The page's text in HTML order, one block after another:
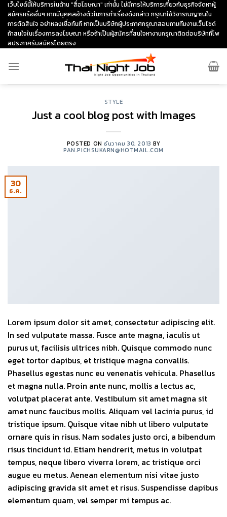
Skip
content
เว็บไซด์นี้ให้บริการในด้าน "สื่อโฆษณา" เท่านั้น ไม่มีการให้บริการเกี่ยวกับธุรกิจจัดหาผู้
สมัครหรืออื่นๆ หากมีบุคคลอ้างตัวในการทำเรื่องดังกล่าว กรุณาใช้วิจารณญาณใน
การตัดสินใจ อย่าหลงเชื่อทันที หากเป็นบริษัทผู้ประกาศกรุณาสอบถามทีมงานเว็บไซด์
ถ้าสนใจในเรื่องการลงโฆษณา หรือถ้าเป็นผู้สมัครที่สนใจหางานกรุณาติดต่อบริษัทที่โพ
สประกาศรับสมัครโดยตรง
STYLE
Just a cool blog post with Images
POSTED ONธันวาคม 30, 2013 BY
PAN.PICHSUKARN@HOTMAIL.COM
30
ธ.ค.
Lorem ipsum dolor sit amet, consectetur adipiscing elit.
In sed vulputate massa. Fusce ante magna, iaculis ut
purus ut, facilisis ultrices nibh. Quisque commodo nunc
eget tortor dapibus, et tristique magna convallis.
Phasellus egestas nunc eu venenatis vehicula. Phasellus
et magna nulla. Proin ante nunc, mollis a lectus ac,
volutpat placerat ante. Vestibulum sit amet magna sit
amet nunc faucibus mollis. Aliquam vel lacinia purus, id
tristique ipsum. Quisque vitae nibh ut libero vulputate
ornare quis in risus. Nam sodales justo orci, a bibendum
risus tincidunt id. Etiam hendrerit, metus in volutpat
tempus, neque libero viverra lorem, ac tristique orci
augue eu metus. Aenean elementum nisi vitae justo
adipiscing gravida sit amet et risus. Suspendisse dapibus
elementum quam, vel semper mi tempus ac.